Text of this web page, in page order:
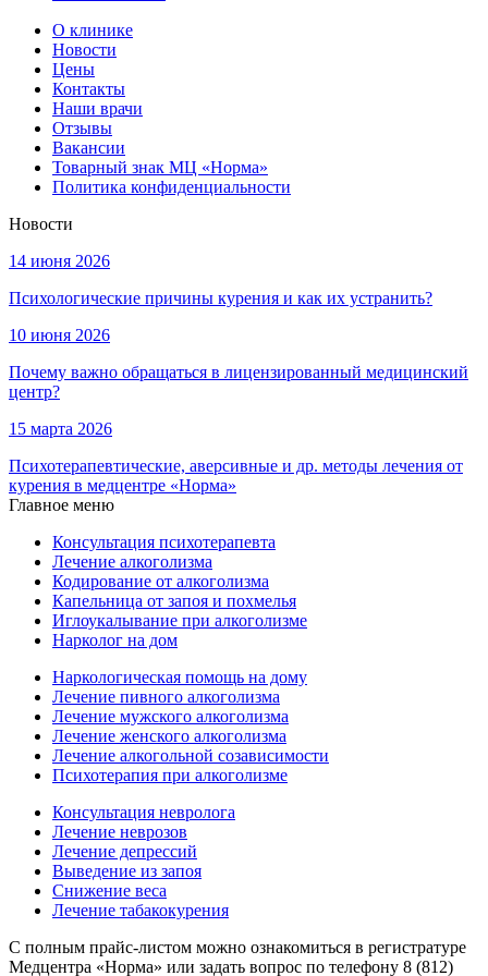
О клинике
Новости
Цены
Контакты
Наши врачи
Отзывы
Вакансии
Товарный знак МЦ «Норма»
Политика конфиденциальности
Новости
14 июня 2026
Психологические причины курения и как их устранить?
10 июня 2026
Почему важно обращаться в лицензированный медицинский
центр?
15 марта 2026
Психотерапевтические, аверсивные и др. методы лечения от
курения в медцентре «Норма»
Главное меню
Консультация психотерапевта
Лечение алкоголизма
Кодирование от алкоголизма
Капельница от запоя и похмелья
Иглоукалывание при алкоголизме
Нарколог на дом
Наркологическая помощь на дому
Лечение пивного алкоголизма
Лечение мужского алкоголизма
Лечение женского алкоголизма
Лечение алкогольной созависимости
Психотерапия при алкоголизме
Консультация невролога
Лечение неврозов
Лечение депрессий
Выведение из запоя
Снижение веса
Лечение табакокурения
С полным прайс-листом можно ознакомиться в регистратуре
Медцентра «Норма» или задать вопрос по телефону 8 (812)